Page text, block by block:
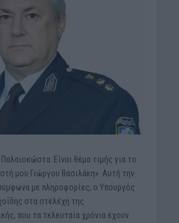
Είναι θέμα τιμής για το
μου Γιώργου Βασιλάκη». Αυτή την
με πληροφορίες, ο Υπουργός
στα στελέχη της
που τα τελευταία χρόνια έχουν